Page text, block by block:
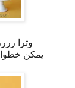
وترا
يمكن